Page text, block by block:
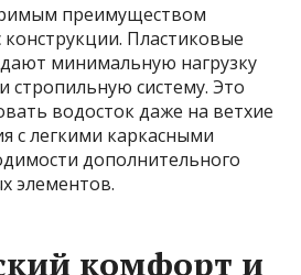
преимуществом
конструкции. Пластиковые
минимальную нагрузку
стропильную систему. Это
водосток даже на ветхие
с легкими каркасными
дополнительного
элементов.
комфорт и